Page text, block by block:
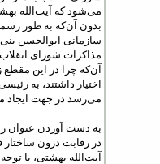
می‌شود که آیت‌الله
سازمانی ابوالحسن
مذاکرات شورای
آن‌که چرا در این
اختیار داشتند، به
می‌رسد در جهت ایجاد
به دست آوردن عنوان
در رقابت درون ساختار
آیت‌الله بهشتی، با